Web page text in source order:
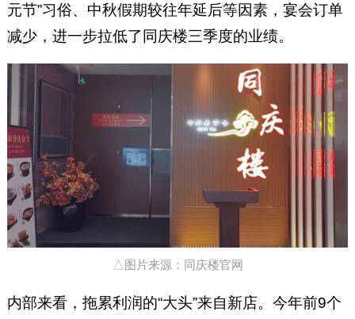
元节”习俗、中秋假期较往年延后等因素，宴会订单
减少，进一步拉低了同庆楼三季度的业绩。
△图片来源：同庆楼官网
内部来看，拖累利润的“大头”来自新店。今年前9个